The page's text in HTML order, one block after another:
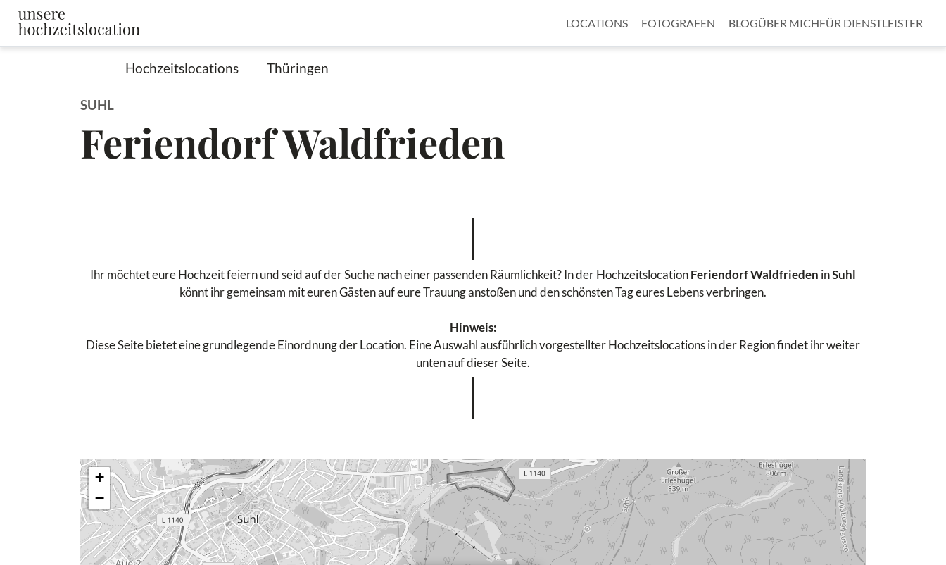
LOCATIONS FOTOGRAFEN BLOGÜBER MICHFÜR DIENSTLEISTER
Hochzeitslocations Thüringen
SUHL
Feriendorf Waldfrieden
Ihr möchtet eure Hochzeit feiern und seid auf der Suche nach einer passenden Räumlichkeit? In der HochzeitslocationFeriendorf Waldfrieden inSuhl
könnt ihr gemeinsam mit euren Gästen auf eure Trauung anstoßen und den schönsten Tag eures Lebens verbringen.
Hinweis:
Diese Seite bietet eine grundlegende Einordnung der Location. Eine Auswahl ausführlich vorgestellter Hochzeitslocations in der Region findet ihr weiter
unten auf dieser Seite.
+
−